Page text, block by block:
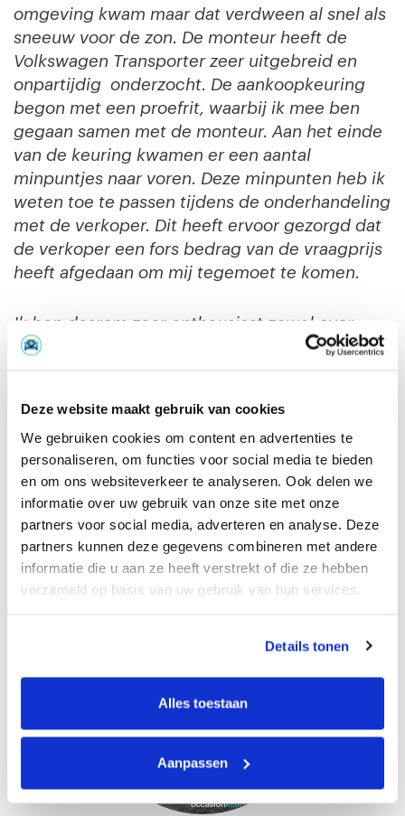
Deze website maakt gebruik van cookies
We gebruiken cookies om content en advertenties te
personaliseren, om functies voor social media te bieden
en om ons websiteverkeer te analyseren. Ook delen we
informatie over uw gebruik van onze site met onze
partners voor social media, adverteren en analyse. Deze
partners kunnen deze gegevens combineren met andere
informatie die u aan ze heeft verstrekt of die ze hebben
verzameld op basis van uw gebruik van hun services.
Details tonen
Alles toestaan
Aanpassen
omgeving kwam maar dat verdween al snel als
sneeuw voor de zon. De monteur heeft de
Volkswagen Transporter zeer uitgebreid en
onpartijdig onderzocht. De aankoopkeuring
begon met een proefrit, waarbij ik mee ben
gegaan samen met de monteur. Aan het einde
van de keuring kwamen er een aantal
minpuntjes naar voren. Deze minpunten heb ik
weten toe te passen tijdens de onderhandeling
met de verkoper. Dit heeft ervoor gezorgd dat
de verkoper een fors bedrag van de vraagprijs
heeft afgedaan om mij tegemoet te komen.
Ik ben daarom zeer enthousiast zowel over
Occasionkeuring Nederland vanwege de
is geweest met de inspectie. De monteur heeft
mij betrokken tijdens de keuring en goed
uitleg gegeven over de positieve en negatieve
aspecten van de auto. Het officiële
keuringsrapport was uiteindelijk hét middel
wat mij zekerheid gaf tijdens de aankoop.
Kortom, GEWELDIGE ervaring!”